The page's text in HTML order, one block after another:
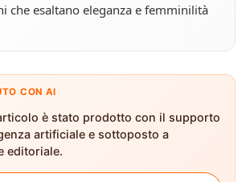
che esaltano eleganza e femminilità
CON AI
è stato prodotto con il supporto
artificiale e sottoposto a
editoriale.